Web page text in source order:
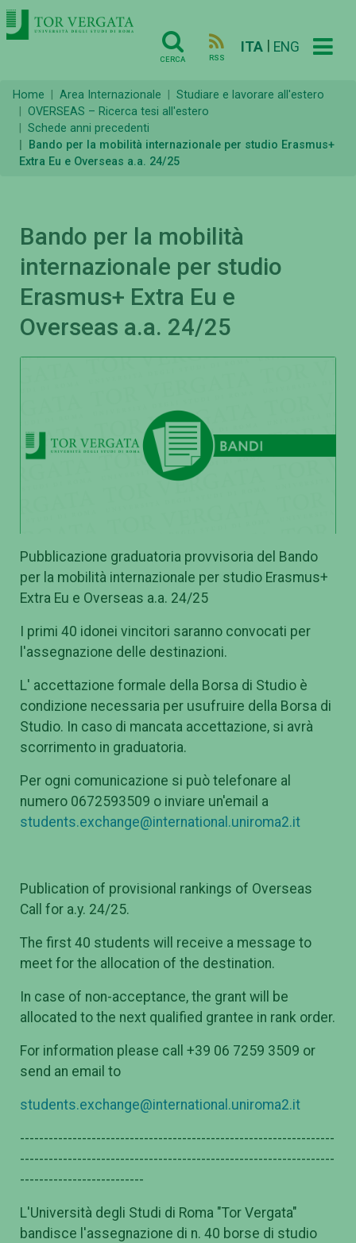
CERCA RSS
ITA ENG
Home Area Internazionale
Studiare e lavorare all'estero
OVERSEAS – Ricerca tesi all'estero
Schede anni precedenti
Bando per la mobilità internazionale per studio Erasmus+
Extra Eu e Overseas a.a. 24/25
Bando per la mobilità
internazionale per studio
Erasmus+ Extra Eu e
Overseas a.a. 24/25
Pubblicazione graduatoria provvisoria del Bando
per la mobilità internazionale per studio Erasmus+
Extra Eu e Overseas a.a. 24/25
I primi 40 idonei vincitori saranno convocati per
l'assegnazione delle destinazioni.
L' accettazione formale della Borsa di Studio è
condizione necessaria per usufruire della Borsa di
Studio. In caso di mancata accettazione, si avrà
scorrimento in graduatoria.
Per ogni comunicazione si può telefonare al
numero 0672593509 o inviare un'email a
students.exchange@international.uniroma2.it
Publication of provisional rankings of Overseas
Call for a.y. 24/25.
The first 40 students will receive a message to
meet for the allocation of the destination.
In case of non-acceptance, the grant will be
allocated to the next qualified grantee in rank order.
For information please call +39 06 7259 3509 or
send an email to
students.exchange@international.uniroma2.it
------------------------------------------------------------------
------------------------------------------------------------------
--------------------------
L'Università degli Studi di Roma "Tor Vergata"
bandisce l'assegnazione di n. 40 borse di studio